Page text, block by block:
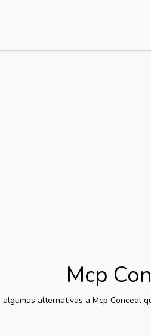
Mcp
algumas alternativas a Mcp Conceal